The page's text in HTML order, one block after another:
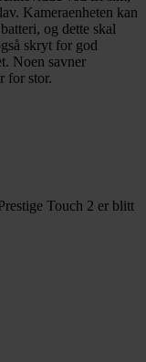
Kameraenheten kan
og dette skal
skryt for god
Noen savner
for stor.
Touch 2 er blitt